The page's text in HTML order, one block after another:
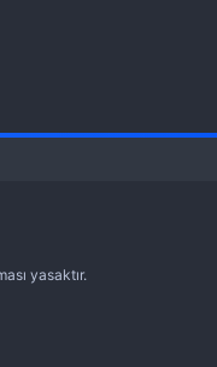
yasaktır.